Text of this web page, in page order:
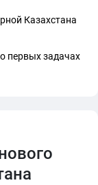
Казахстана
первых задачах